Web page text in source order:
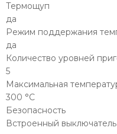
Термощуп
да
Режим поддержания
да
Количество уровней
5
Максимальная
300 °С
Безопасность
Встроенный